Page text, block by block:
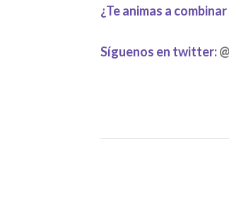
¿Te animas a
Síguenos en twitter: